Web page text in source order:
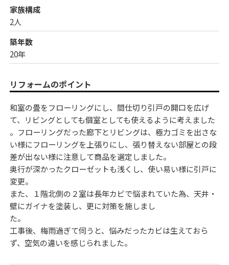
家族構成
2人
築年数
20年
リフォームのポイント
和室の畳をフローリングにし、間仕切り引戸の開口を広げ
て、リビングとしても個室としても使えるように考えました
。フローリングだった廊下とリビングは、極力ゴミを出さな
い様にフローリングを上張りにし、張り替えない部屋との段
差が出ない様に注意して商品を選定しました。
奥行が深かったクローゼットも浅くし、使い易い様に引戸に
変更。
また、１階北側の２室は長年カビで悩まれていた為、天井・
壁にガイナを塗装し、更に対策を施しまし
工事後、梅雨過ぎて伺うと、悩みだったカビは生えておら
ず、空気の違いを感じられました。